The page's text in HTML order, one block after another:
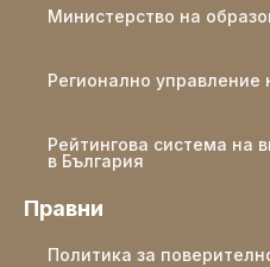
Министерство на
Регионално управление
Рейтингова система на
в България
Правни
Политика за